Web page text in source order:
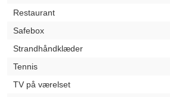
Restaurant
Safebox
Strandhåndklæder
Tennis
TV på værelset